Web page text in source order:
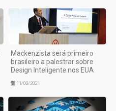
Mackenzista será primeiro
brasileiro a palestrar sobre
Design Inteligente nos EUA
11/03/2021